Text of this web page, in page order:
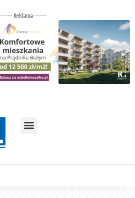
----- Reklama -----